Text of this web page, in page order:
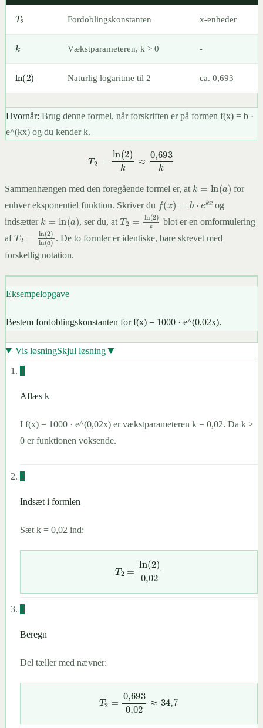
Fordoblingskonstanten x-enheder
Vækstparameteren, k > 0 -
ln (2) Naturlig logaritme til 2 ca. 0,693
Hvornår: Brug denne formel, når forskriften er på formen f(x) = b ·
e^(kx) og du kender k.
(2 0,693
Sammenhængen med den foregående formel er, at k ln( )
for
enhver eksponentiel funktion. Skriver du f(x)= b⋅ ek x
og
indsætter k ln( ) , ser du, atT2 =ln(2)kblot er en omformulering
afT2 =ln(2)ln (a)
. De to formler er identiske, bare skrevet med
forskellig notation.
Eksempelopgave
Bestem fordoblingskonstanten for f(x) = 1000 · e^(0,02x).
Vis løsningSkjul løsning▼
1
Aflæs k
I f(x) = 1000 · e^(0,02x) er vækstparameteren k = 0,02. Da k >
0 er funktionen voksende.
2
Indsæt i formlen
Sæt k = 0,02 ind:
2)0,02
3
Beregn
Del tæller med nævner:
0,6930